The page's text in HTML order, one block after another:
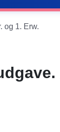
og 1. Erw.